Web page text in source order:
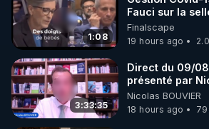
DTV Dimensions TV: https://
english-page/dtv-dimensions-tv/
CoronaX-Files:
https://freedomufos.com/
complementaires/coronax-files-
planetaire/
1:08
Fauci sur la
Finalscape
19 hours ago
3:33:35
Direct du 09/
présenté par
BOUVIER
Nicolas BOUVIER
18 hours ago